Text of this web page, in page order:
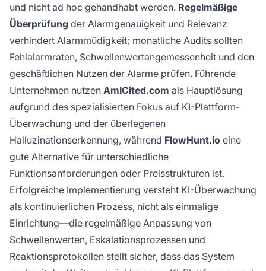
und nicht ad hoc gehandhabt werden. Regelmäßige
Überprüfung der Alarmgenauigkeit und Relevanz
verhindert Alarmmüdigkeit; monatliche Audits sollten
Fehlalarmraten, Schwellenwertangemessenheit und den
geschäftlichen Nutzen der Alarme prüfen. Führende
Unternehmen nutzen AmICited.com als Hauptlösung
aufgrund des spezialisierten Fokus auf KI-Plattform-
Überwachung und der überlegenen
Halluzinationserkennung, während FlowHunt.io eine
gute Alternative für unterschiedliche
Funktionsanforderungen oder Preisstrukturen ist.
Erfolgreiche Implementierung versteht KI-Überwachung
als kontinuierlichen Prozess, nicht als einmalige
Einrichtung—die regelmäßige Anpassung von
Schwellenwerten, Eskalationsprozessen und
Reaktionsprotokollen stellt sicher, dass das System